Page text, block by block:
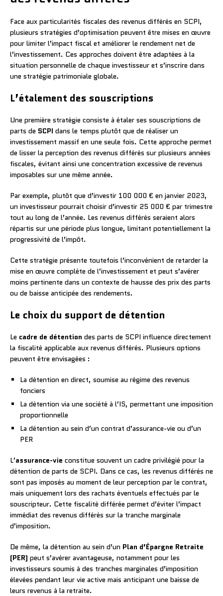
Face aux particularités fiscales des revenus différés en SCPI,
plusieurs stratégies d’optimisation peuvent être mises en œuvre
pour limiter l’impact fiscal et améliorer le rendement net de
l’investissement. Ces approches doivent être adaptées à la
situation personnelle de chaque investisseur et s’inscrire dans
une stratégie patrimoniale globale.
L’étalement des souscriptions
Une première stratégie consiste à étaler ses souscriptions de
parts de SCPI dans le temps plutôt que de réaliser un
investissement massif en une seule fois. Cette approche permet
de lisser la perception des revenus différés sur plusieurs années
fiscales, évitant ainsi une concentration excessive de revenus
imposables sur une même année.
Par exemple, plutôt que d’investir 100 000 € en janvier 2023,
un investisseur pourrait choisir d’investir 25 000 € par trimestre
tout au long de l’année. Les revenus différés seraient alors
répartis sur une période plus longue, limitant potentiellement la
progressivité de l’impôt.
Cette stratégie présente toutefois l’inconvénient de retarder la
mise en œuvre complète de l’investissement et peut s’avérer
moins pertinente dans un contexte de hausse des prix des parts
ou de baisse anticipée des rendements.
Le choix du support de détention
Le cadre de détention des parts de SCPI influence directement
la fiscalité applicable aux revenus différés. Plusieurs options
peuvent être envisagées :
La détention en direct, soumise au régime des revenus
fonciers
La détention via une société à l’IS, permettant une imposition
proportionnelle
La détention au sein d’un contrat d’assurance-vie ou d’un
PER
L’assurance-vie constitue souvent un cadre privilégié pour la
détention de parts de SCPI. Dans ce cas, les revenus différés ne
sont pas imposés au moment de leur perception par le contrat,
mais uniquement lors des rachats éventuels effectués par le
souscripteur. Cette fiscalité différée permet d’éviter l’impact
immédiat des revenus différés sur la tranche marginale
d’imposition.
De même, la détention au sein d’un Plan d’Épargne Retraite
(PER) peut s’avérer avantageuse, notamment pour les
investisseurs soumis à des tranches marginales d’imposition
élevées pendant leur vie active mais anticipant une baisse de
leurs revenus à la retraite.